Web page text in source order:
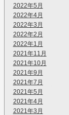
2022年5月
2022年4月
2022年3月
2022年2月
2022年1月
2021年11月
2021年10月
2021年9月
2021年7月
2021年5月
2021年4月
2021年3月